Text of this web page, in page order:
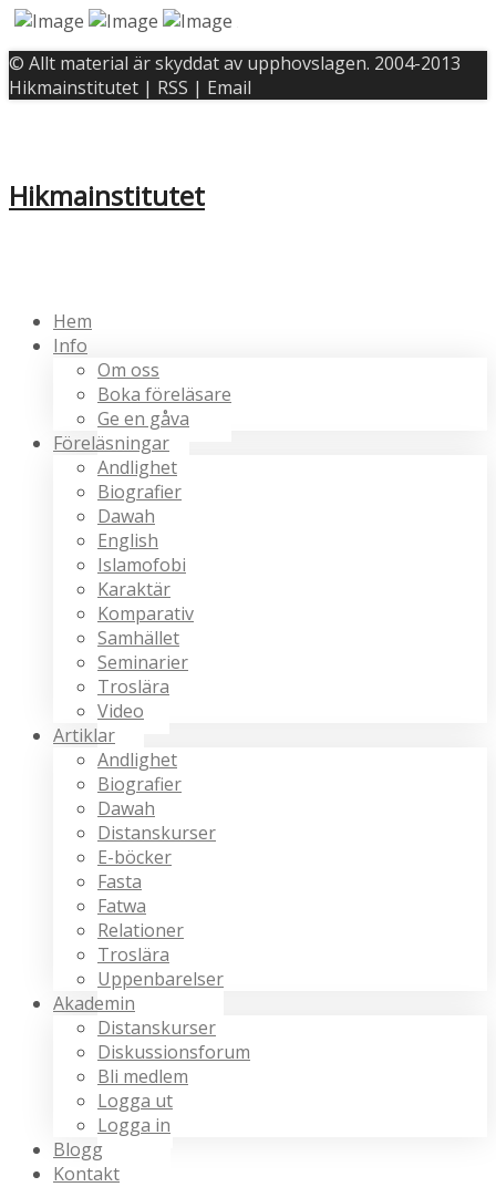
© Allt material är skyddat av upphovslagen. 2004-2013
Hikmainstitutet | RSS | Email
Hikmainstitutet
Hem
Info
Om oss
Boka föreläsare
Ge en gåva
Föreläsningar
Andlighet
Biografier
Dawah
English
Islamofobi
Karaktär
Komparativ
Samhället
Seminarier
Troslära
Video
Artiklar
Andlighet
Biografier
Dawah
Distanskurser
E-böcker
Fasta
Fatwa
Relationer
Troslära
Uppenbarelser
Akademin
Distanskurser
Diskussionsforum
Bli medlem
Logga ut
Logga in
Blogg
Kontakt